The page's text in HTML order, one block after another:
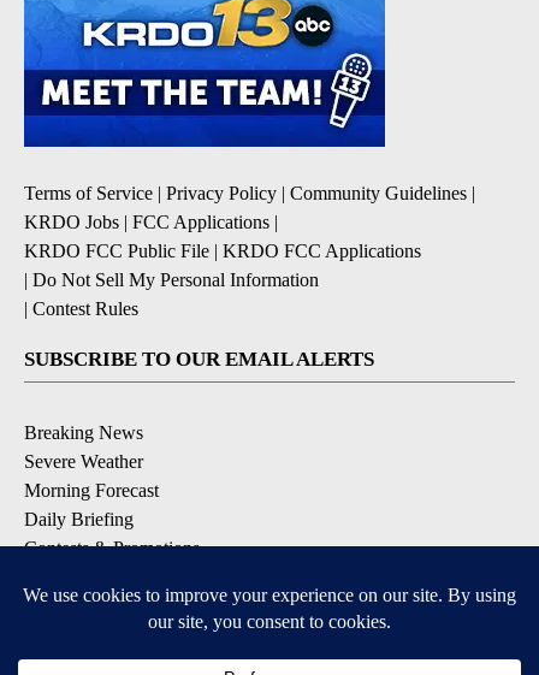
Terms of Service | Privacy Policy | Community Guidelines |
KRDO Jobs | FCC Applications |
KRDO FCC Public File | KRDO FCC Applications
| Do Not Sell My Personal Information
| Contest Rules
SUBSCRIBE TO OUR EMAIL ALERTS
Breaking News
Severe Weather
Morning Forecast
Daily Briefing
Contests & Promotions
DOWNLOAD OUR APPS